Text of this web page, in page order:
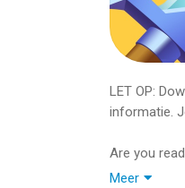
LET OP:
informatie.
Are you
Make as
Meer